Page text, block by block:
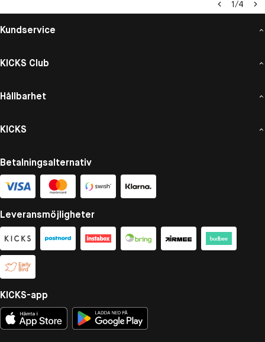
1/4
Kundservice
KICKS Club
Hållbarhet
KICKS
Betalningsalternativ
Leveransmöjligheter
KICKS-app